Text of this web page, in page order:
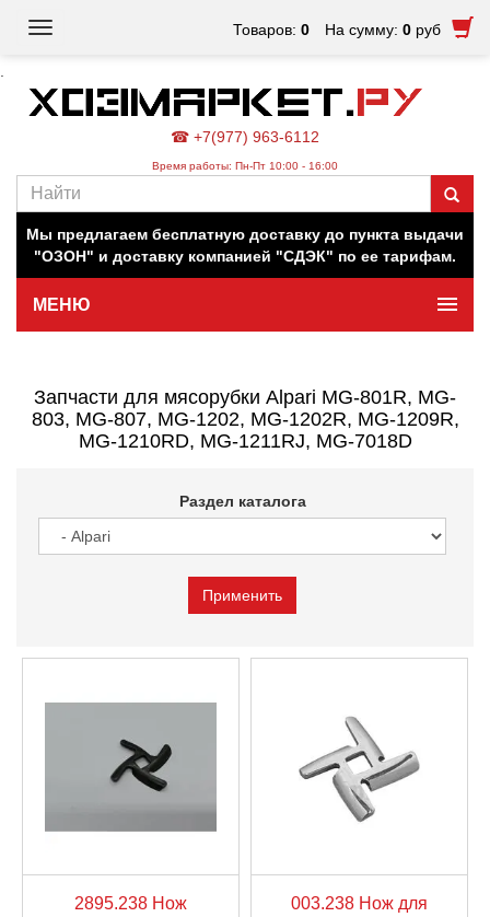
Товаров: 0 На сумму: 0 руб
Toggle
☎ +7(977) 963-6112
Время работы: Пн-Пт 10:00 - 16:00
Наш магазин работает для вас в обычном режиме. Все
Мы предлагаем бесплатную доставку до пункта выдачи
"ОЗОН" и доставку компанией "СДЭК" по ее тарифам.
МЕНЮ
Запчасти для мясорубки Alpari MG-801R, MG-
803, MG-807, MG-1202, MG-1202R, MG-1209R,
MG-1210RD, MG-1211RJ, MG-7018D
Раздел каталога
2895.238 Нож
003.238 Нож для